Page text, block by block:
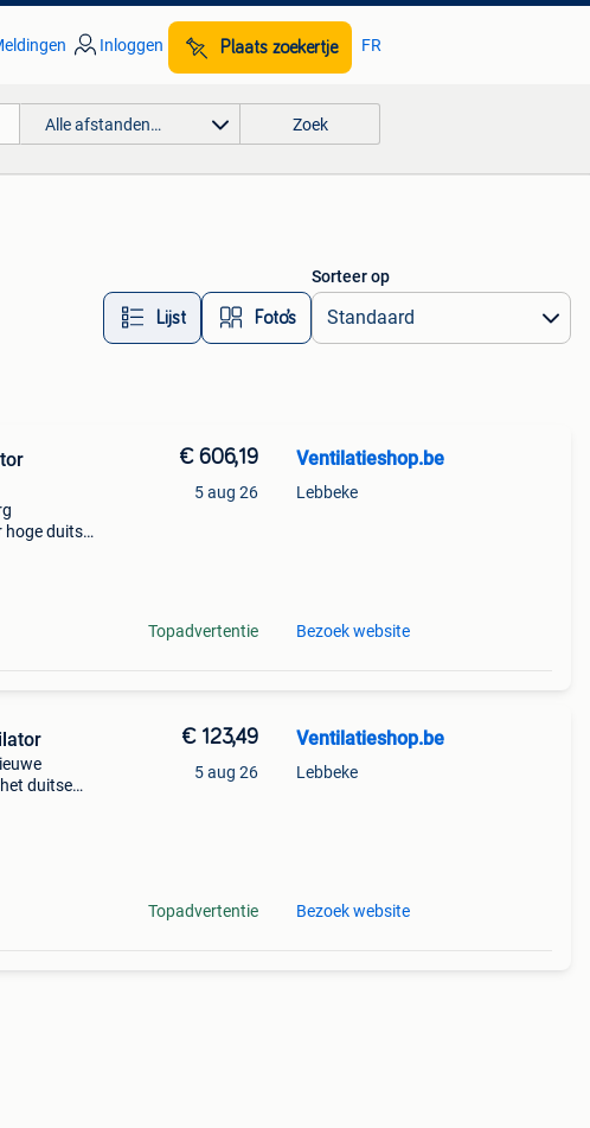
Inloggen Plaats zoekertje FR
Alle afstanden… Zoek
Lijst Foto’s
Sorteer op
hoge duitse
€ 606,19
5 aug 26
Topadvertentie
Ventilatieshop.be
Lebbeke
Bezoek website
duitse
€ 123,49
5 aug 26
Topadvertentie
Ventilatieshop.be
Lebbeke
Bezoek website